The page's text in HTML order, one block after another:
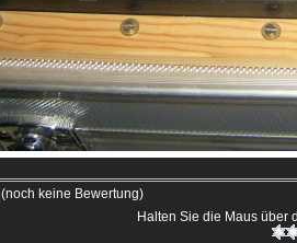
(noch keine Bewertung)
Halten Sie die Maus über